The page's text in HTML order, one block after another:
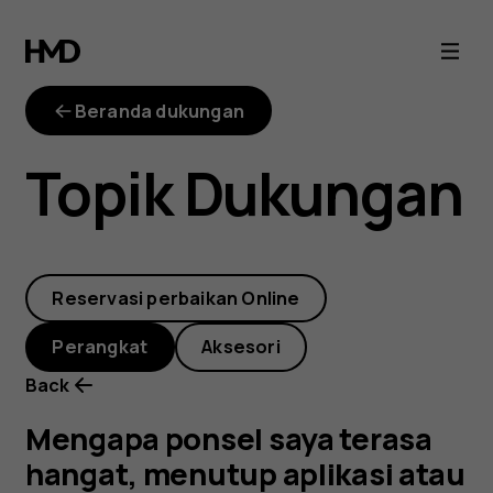
Mengapa
ponsel
saya
terasa
hangat,
menutup
aplikasi
atau
Beranda dukungan
Topik Dukungan
Reservasi perbaikan Online
Perangkat
Aksesori
Back
Mengapa ponsel saya terasa
hangat, menutup aplikasi atau